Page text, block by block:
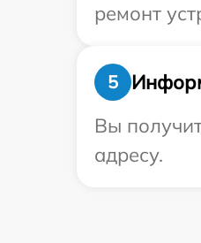
ремонт
5
Вы
адресу.